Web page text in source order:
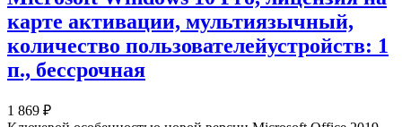
карте активации, мультиязычный,
количество пользователейустройств: 1
п., бессрочная
1 869 ₽